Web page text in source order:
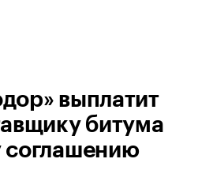
выплатит
битума